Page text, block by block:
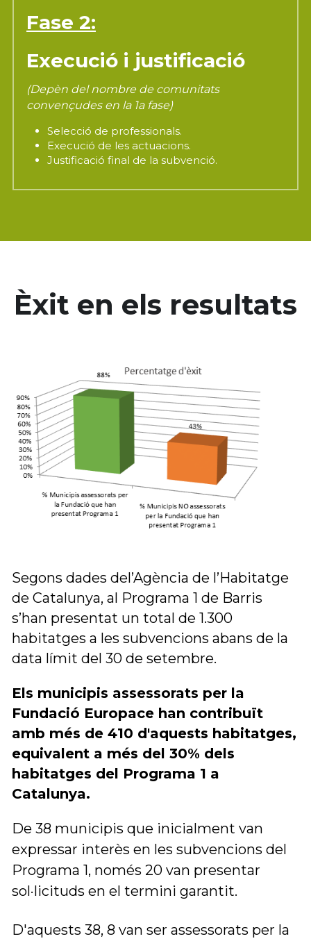
Fase 2:
Execució i justificació
(Depèn del nombre de comunitats
convençudes en la 1a fase)
Selecció de professionals.
Execució de les actuacions.
Justificació final de la subvenció.
Èxit en els resultats
Segons dades del’Agència de l’Habitatge
de Catalunya, al Programa 1 de Barris
s’han presentat un total de 1.300
habitatges a les subvencions abans de la
data límit del 30 de setembre.
Els municipis assessorats per la
Fundació Europace han contribuït
amb més de 410 d'aquests habitatges,
equivalent a més del 30% dels
habitatges del Programa 1 a
Catalunya.
De 38 municipis que inicialment van
expressar interès en les subvencions del
Programa 1, només 20 van presentar
sol·licituds en el termini garantit.
D'aquests 38, 8 van ser assessorats per la